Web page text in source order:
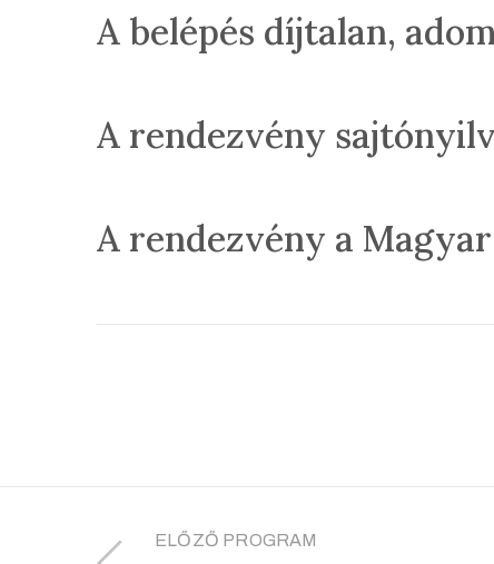
A belépés díjtalan,
A rendezvény
A rendezvény a
ELŐZŐ PROGRAM